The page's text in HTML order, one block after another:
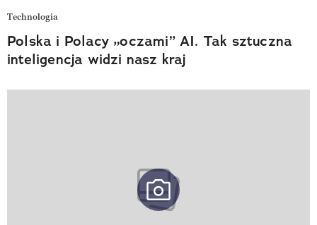
Technologia
Polska i Polacy „oczami” AI. Tak sztuczna
inteligencja widzi nasz kraj